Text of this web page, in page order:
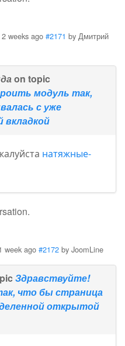
weeks ago #2171 byДмитрий
on topic
модуль так,
с уже
натяжные-
week ago #2172 byJoomLine
Здравствуйте!
что бы страница
открытой